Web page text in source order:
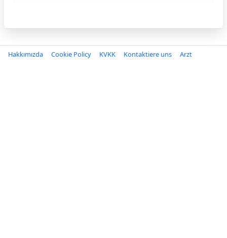
Hakkımızda Cookie Policy KVKK Kontaktiere uns Arzt